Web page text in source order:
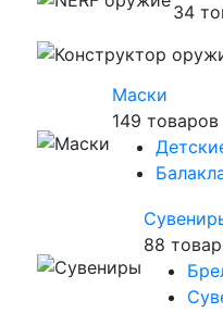
34
Маски
149 товаров
88